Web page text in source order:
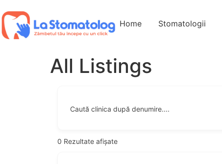
Home Stomatologii
All Listings
Caută clinica după denumire....
0 Rezultate afișate